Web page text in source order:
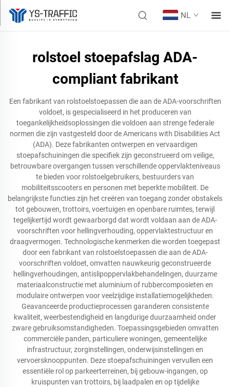
NL
rolstoel stoepafslag ADA-
compliant fabrikant
Een fabrikant van rolstoelstoepassen die aan de ADA-voorschriften
voldoet, is gespecialiseerd in het produceren van
toegankelijkheidsoplossingen die voldoen aan strenge federale
normen die zijn vastgesteld door de Americans with Disabilities Act
(ADA). Deze fabrikanten ontwerpen en vervaardigen
stoepafschuiningen die specifiek zijn geconstrueerd om veilige,
betrouwbare overgangen tussen verschillende oppervlakteniveaus
te bieden voor rolstoelgebruikers, bestuurders van
mobiliteitsscooters en personen met beperkte mobiliteit. De
belangrijkste functies zijn het creëren van toegang zonder obstakels
tot gebouwen, trottoirs, voertuigen en openbare ruimtes, terwijl
tegelijkertijd wordt gewaarborgd dat wordt voldaan aan de ADA-
voorschriften voor hellingverhouding, oppervlaktestructuur en
draagvermogen. Technologische kenmerken die worden toegepast
door een fabrikant van rolstoelstoepassen die aan de ADA-
voorschriften voldoet, omvatten nauwkeurig geconstrueerde
hellingverhoudingen, antislipoppervlakbehandelingen, duurzame
materiaalconstructie met aluminium of rubbercomposieten en
modulaire ontwerpen voor veelzijdige installatiemogelijkheden.
Geavanceerde productieprocessen garanderen consistente
kwaliteit, weerbestendigheid en langdurige duurzaamheid onder
zware gebruiksomstandigheden. Toepassingsgebieden omvatten
commerciële panden, particuliere woningen, gemeentelijke
infrastructuur, zorginstellingen, onderwijsinstellingen en
vervoersknooppunten. Deze stoepafschuiningen vervullen een
essentiële rol op parkeerterreinen, bij gebouw-ingangen, op
kruispunten van trottoirs, bij laadpalen en op tijdelijke